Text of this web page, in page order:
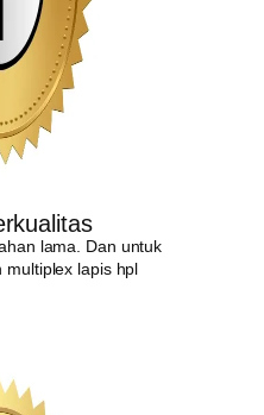
lama. Dan untuk
multiplex lapis hpl